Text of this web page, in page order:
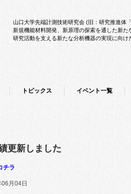
山口大学先端計測技術研究会 (旧：研究推進体
新規機能材料開発、新原理の探索を通した新
研究活動を支える新たな分析機器の実現に向
トピックス イベント一覧
更新しました
チラ
月04日